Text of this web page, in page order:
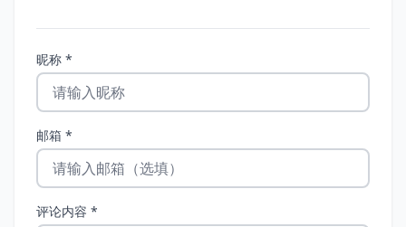
昵称 *
邮箱 *
评论内容 *